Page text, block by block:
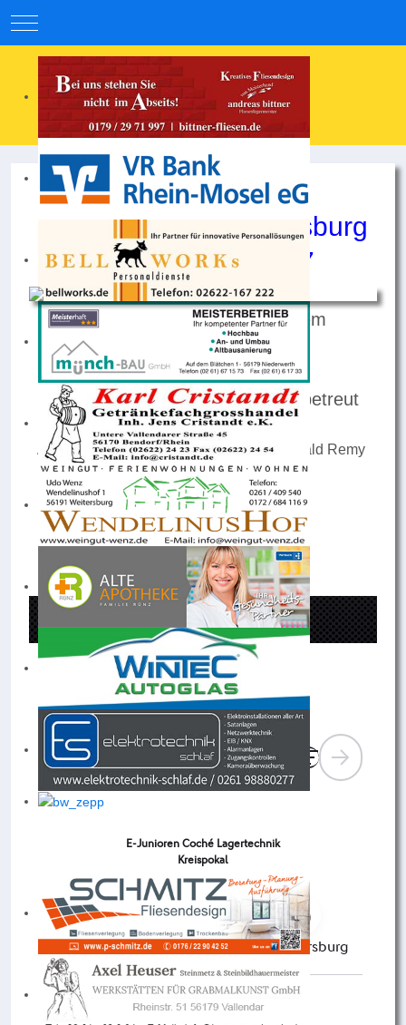
Mobile Menu Toggle
E - Jugend SV Weitersburg
Saison 2026/2027
Neues Bild folgt nach unserem
Jugendturnier!
Die E-Jugend wird trainiert und betreut
von:
Andreas Kuhn, Thorsten Würden und Harald Remy
Trainingszeiten
Montag: 17:00 Uhr - 18:30 Uhr
Donnerstag: 17:00 Uhr - 18:30 Uhr